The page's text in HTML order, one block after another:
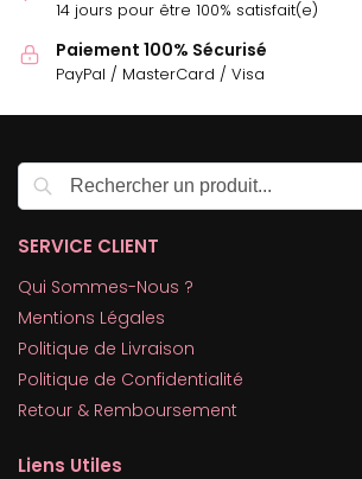
14 jours pour être 100% satisfait(e)
Paiement 100% Sécurisé
PayPal / MasterCard / Visa
SERVICE CLIENT
Qui Sommes-Nous ?
Mentions Légales
Politique de Livraison
Politique de Confidentialité
Retour & Remboursement
Liens Utiles